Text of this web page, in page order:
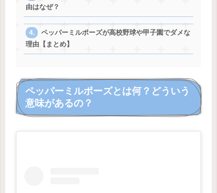
由はなぜ？
ペッパーミルポーズが高校野球や甲子園でダメな
理由【まとめ】
ペッパーミルポーズとは何？どういう
意味があるの？